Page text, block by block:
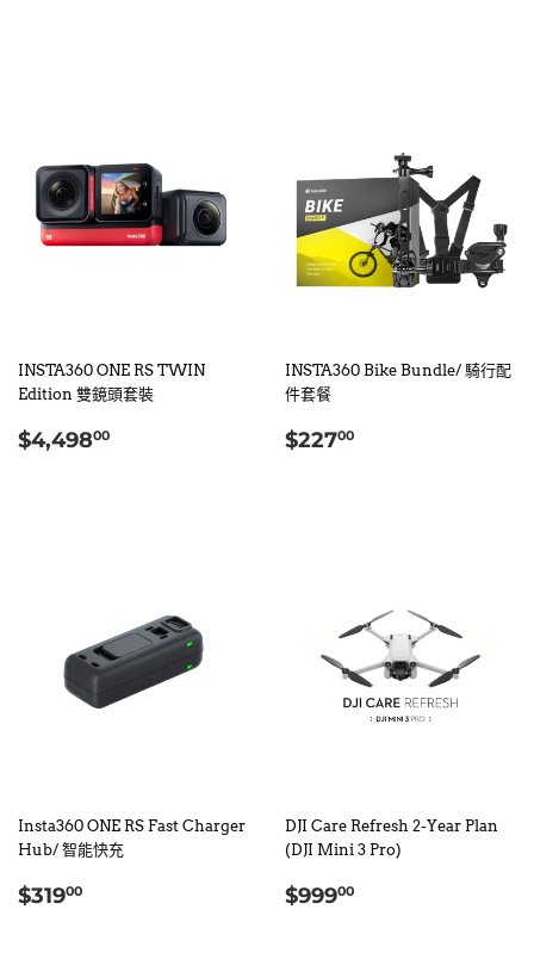
INSTA360 ONE RS TWIN
Edition 雙鏡頭套裝
定
$4,49800
INSTA360 Bike Bundle/ 騎行配
件套餐
定
$22700
Insta360 ONE RS Fast Charger
Hub/ 智能快充
定
$31900
DJI Care Refresh 2-Year Plan
(DJI Mini 3 Pro)
定
$99900